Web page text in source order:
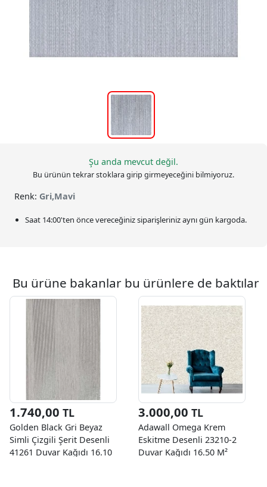
Şu anda mevcut değil.
Bu ürünün tekrar stoklara girip girmeyeceğini bilmiyoruz.
Renk: Gri,Mavi
Saat 14:00'ten önce vereceğiniz siparişlerinizaynı gün kargoda.
Bu ürüne bakanlar bu ürünlere de baktılar
1.740,00 TL
Golden Black Gri Beyaz
Simli Çizgili Şerit Desenli
41261 Duvar Kağıdı 16.10
3.000,00 TL
Adawall Omega Krem
Eskitme Desenli 23210-2
Duvar Kağıdı 16.50 M²